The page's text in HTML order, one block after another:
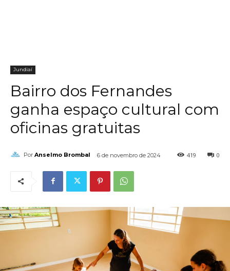
Jundiaí
Bairro dos Fernandes
ganha espaço cultural com
oficinas gratuitas
Por Anselmo Brombal 6 de novembro de 2024 0
419